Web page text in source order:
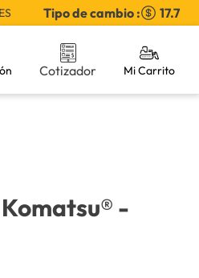
ES Tipo de cambio : 17.7
Cotizador
-